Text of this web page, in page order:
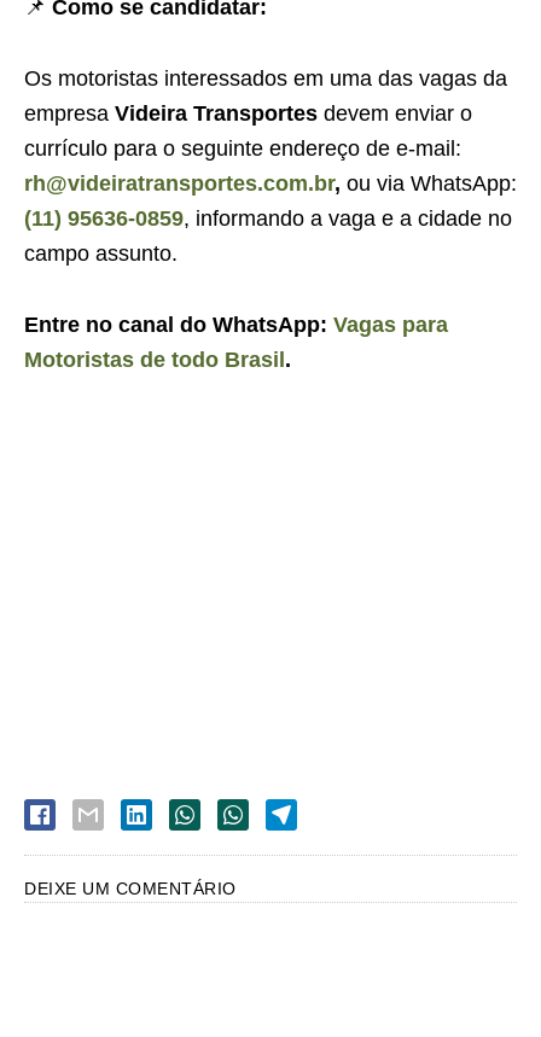
📌 Como se candidatar:
Os motoristas interessados em uma das vagas da
empresa Videira Transportes devem enviar o
currículo para o seguinte endereço de e-mail:
rh@videiratransportes.com.br, ou via WhatsApp:
(11) 95636-0859, informando a vaga e a cidade no
campo assunto.
Entre no canal do WhatsApp: Vagas para
Motoristas de todo Brasil .
DEIXE UM COMENTÁRIO